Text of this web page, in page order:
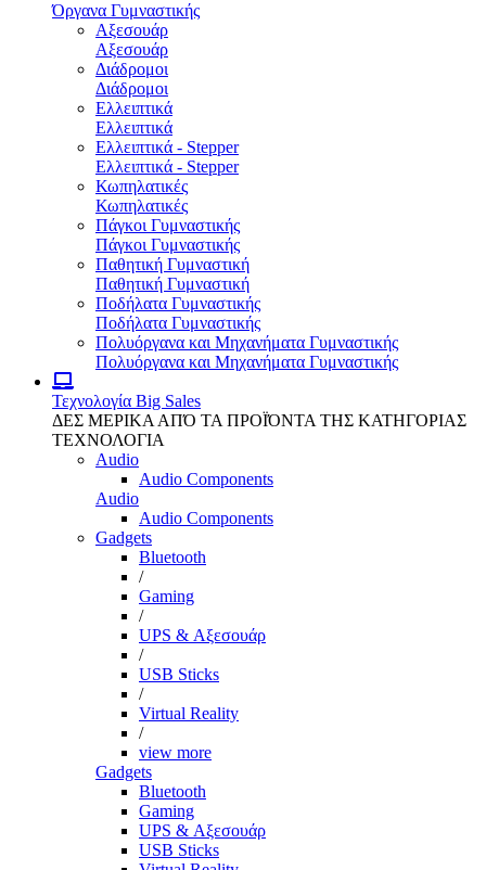
Όργανα Γυμναστικής
Αξεσουάρ
Αξεσουάρ
Διάδρομοι
Διάδρομοι
Ελλειπτικά
Ελλειπτικά
Ελλειπτικά - Stepper
Ελλειπτικά - Stepper
Κωπηλατικές
Κωπηλατικές
Πάγκοι Γυμναστικής
Πάγκοι Γυμναστικής
Παθητική Γυμναστική
Παθητική Γυμναστική
Ποδήλατα Γυμναστικής
Ποδήλατα Γυμναστικής
Πολυόργανα και Μηχανήματα Γυμναστικής
Πολυόργανα και Μηχανήματα Γυμναστικής
Τεχνολογία Big Sales
ΔΕΣ ΜΕΡΙΚΑ ΑΠΌ ΤΑ ΠΡΟΪΌΝΤΑ ΤΗΣ ΚΑΤΗΓΟΡΙΑΣ
ΤΕΧΝΟΛΟΓΙΑ
Audio
Audio Components
Audio
Audio Components
Gadgets
Bluetooth
/
Gaming
/
UPS & Αξεσουάρ
/
USB Sticks
/
Virtual Reality
/
view more
Gadgets
Bluetooth
Gaming
UPS & Αξεσουάρ
USB Sticks